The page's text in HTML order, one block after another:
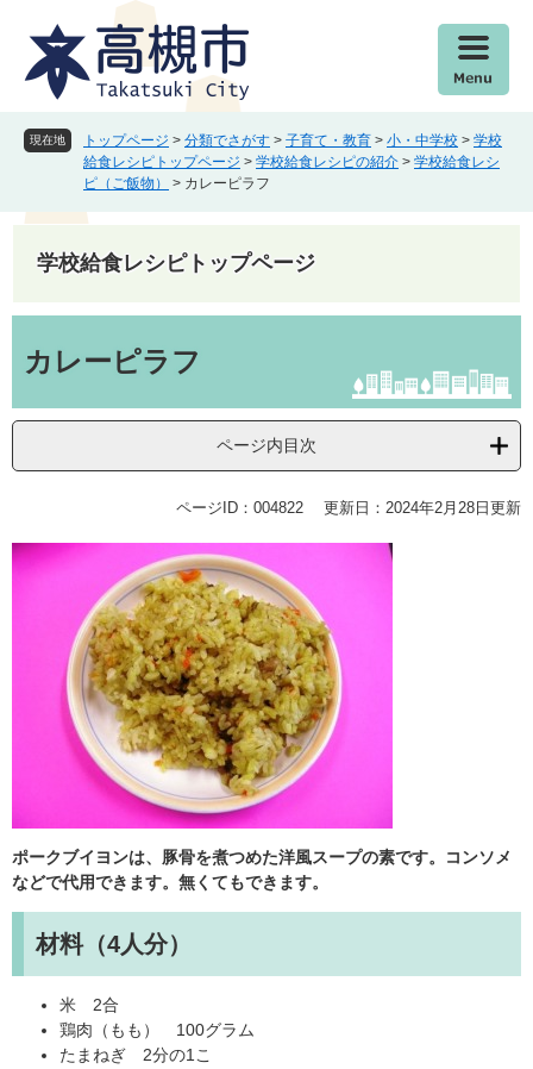
現在地 トップページ > 分類でさがす > 子育て・教育 > 小・中学校 > 学校
給食レシピトップページ > 学校給食レシピの紹介 > 学校給食レシ
ピ（ご飯物）
> カレーピラフ
学校給食レシピトップページ
文カレーピラフ
ページ内目次
ページID：004822 更新日：2024年2月28日更新
ポークブイヨンは、豚骨を煮つめた洋風スープの素です。コンソメ
などで代用できます。無くてもできます。
材料（4人分）
米 2合
鶏肉（もも） 100グラム
たまねぎ 2分の1こ